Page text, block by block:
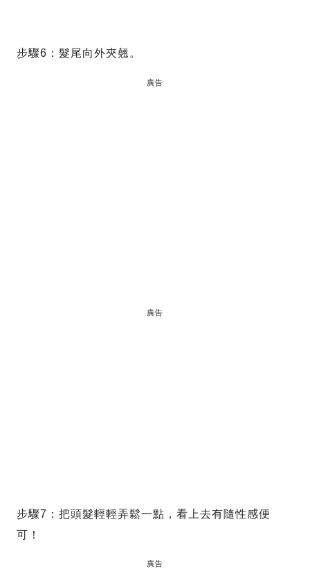
步驟6：髮尾向外夾翹。
廣告
廣告
步驟7：把頭髮輕輕弄鬆一點，看上去有隨性感便
可！
廣告